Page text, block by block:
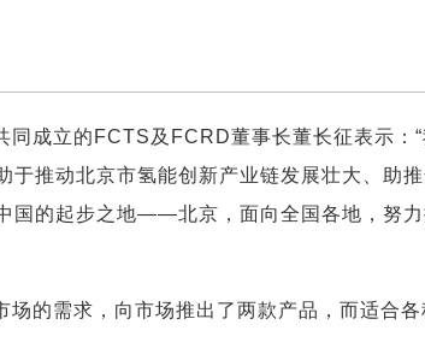
同成立的FCTS及FCRD董事长董长征表示：
于推动北京市氢能创新产业链发展壮大、助
国的起步之地——北京，面向全国各地，努力
场的需求，向市场推出了两款产品，而适合